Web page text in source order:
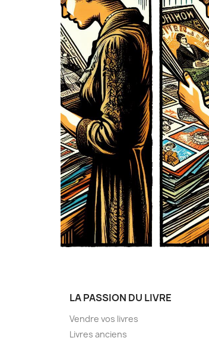
LA PASSION DU LIVRE
Vendre vos livres
Livres anciens